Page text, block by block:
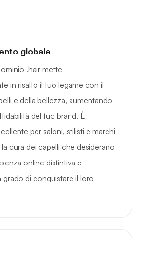
globale
.hair mette
in risalto il tuo legame con il
e della bellezza, aumentando
del tuo brand. È
per saloni, stilisti e marchi
cura dei capelli che desiderano
online distintiva e
grado di conquistare il loro